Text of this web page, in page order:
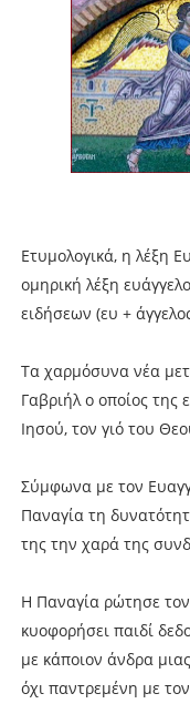
Ετυμολογικά, η λέξη
ομηρική λέξη
ειδήσεων (ευ +
Τα χαρμόσυνα νέα
Γαβριήλ ο οποίος της
Ιησού, τον γιό του
Σύμφωνα με τον
Παναγία τη
της την χαρά της
Η Παναγία ρώτησε
κυοφορήσει παιδί
με κάποιον άνδρα
όχι παντρεμένη με